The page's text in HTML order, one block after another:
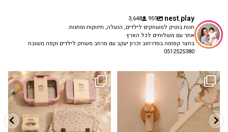
nest.play
959
3,648
חנות בוטיק למשחקים לילדים, הנעלה, תינוקות ומתנות.
אתר עם משלוחים לכל הארץ
בחצר קסומה במדרחוב זכרון יעקב עם מרחב משחק לילדים וקפה משובח
0512525380
✨ חוזרים למסגרת בסטייל! ✨
הקולקציה החדשה...
9 4
גם פריט עיצובי לחדר, גם מנורת לילה
...
3 0